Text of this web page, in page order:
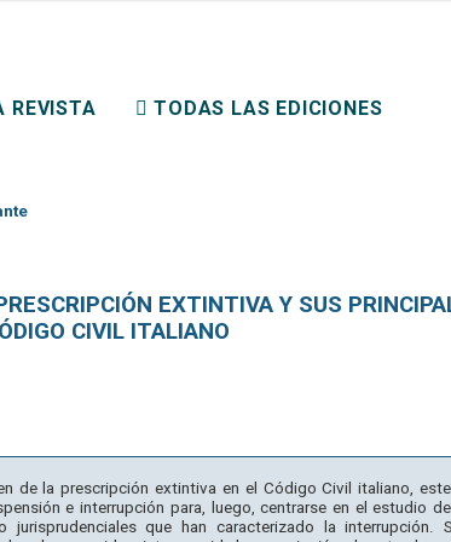
REVISTA TODAS LAS EDICIONES
EXTINTIVA Y SUS
CIVIL ITALIANO
de la prescripción extintiva en el Código Civil italiano,
e interrupción para, luego, centrarse en el estudio
jurisprudenciales que han caracterizado la interrupción.